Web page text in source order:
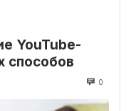
YouTube-
способов
0